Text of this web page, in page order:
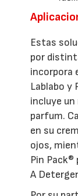
Estas
por
incorpora
Lablabo y
incluye un
parfum.
en su
ojos,
Pin
A